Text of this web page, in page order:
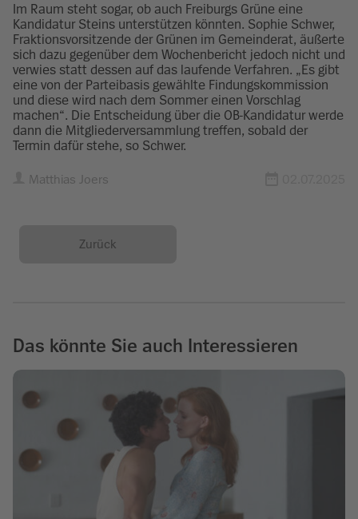
Im Raum steht sogar, ob auch Freiburgs Grüne eine
Kandidatur Steins unterstützen könnten. Sophie Schwer,
Fraktionsvorsitzende der Grünen im Gemeinderat, äußerte
sich dazu gegenüber dem Wochenbericht jedoch nicht und
verwies statt dessen auf das laufende Verfahren. „Es gibt
eine von der Parteibasis gewählte Findungskommission
und diese wird nach dem Sommer einen Vorschlag
machen“. Die Entscheidung über die OB-Kandidatur werde
dann die Mitgliederversammlung treffen, sobald der
Termin dafür stehe, so Schwer.
Matthias Joers
Zurück
Das könnte Sie auch Interessieren